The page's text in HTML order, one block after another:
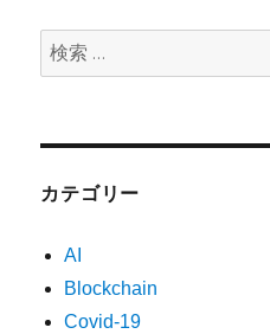
検
索:
カテゴリー
AI
Blockchain
Covid-19